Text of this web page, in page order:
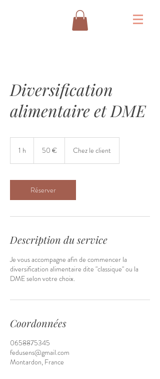
Diversification
alimentaire et DME
1 h 50 € Chez le client
Réserver
Description du service
Je vous accompagne afin de commencer la
diversification alimentaire dite "classique" ou la
DME selon votre choix.
Coordonnées
0658875345
fedusens@gmail.com
Montardon, France